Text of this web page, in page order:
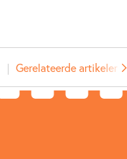
Gerelateerde artikelen